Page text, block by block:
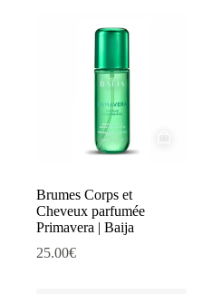
Brumes Corps et
Cheveux parfumée
Primavera | Baija
25.00€